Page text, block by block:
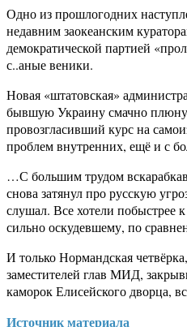
Одно из прошлогодних
недавним заокеанским
демократической партией
с..аные веники.
Новая «штатовская»
бывшую Украину смачно
провозгласивший курс на
проблем внутренних, ещё и с
…С большим трудом
снова затянул про русскую
слушал. Все хотели побыстрее
сильно оскудевшему, по
И только Нормандская
заместителей глав МИД,
каморок Елисейского дворца,
Источник материала